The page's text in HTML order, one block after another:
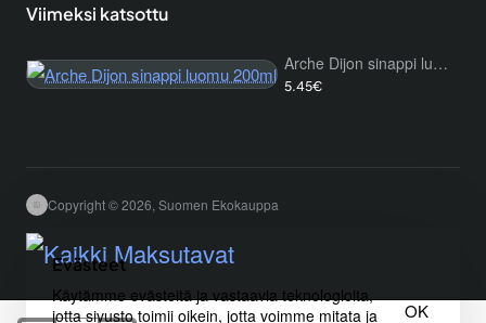
Evästeet
Käytämme evästeitä ja vastaavia teknologioita,
jotta sivusto toimii oikein, jotta voimme mitata ja
OK
Viimeksi katsottu
Arche Dijon sinappi luomu 200ml
5.45€
Copyright © 2026, Suomen Ekokauppa